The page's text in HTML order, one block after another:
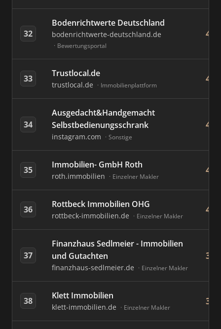
32
Bodenrichtwerte Deutschland
bodenrichtwerte-deutschland.de
Bewertungsportal
49
33 Trustlocal.de
trustlocal.de Immobilienplattform
49
34
Ausgedacht&Handgemacht
Selbstbedienungsschrank
instagram.com Sonstige
48
35 Immobilien- GmbH Roth
roth.immobilien Einzelner Makler
47
36 Rottbeck Immobilien OHG
rottbeck-immobilien.de Einzelner Makler
46
37
Finanzhaus Sedlmeier - Immobilien
und Gutachten
finanzhaus-sedlmeier.de Einzelner Makler
39
38 Klett Immobilien
klett-immobilien.de Einzelner Makler
39